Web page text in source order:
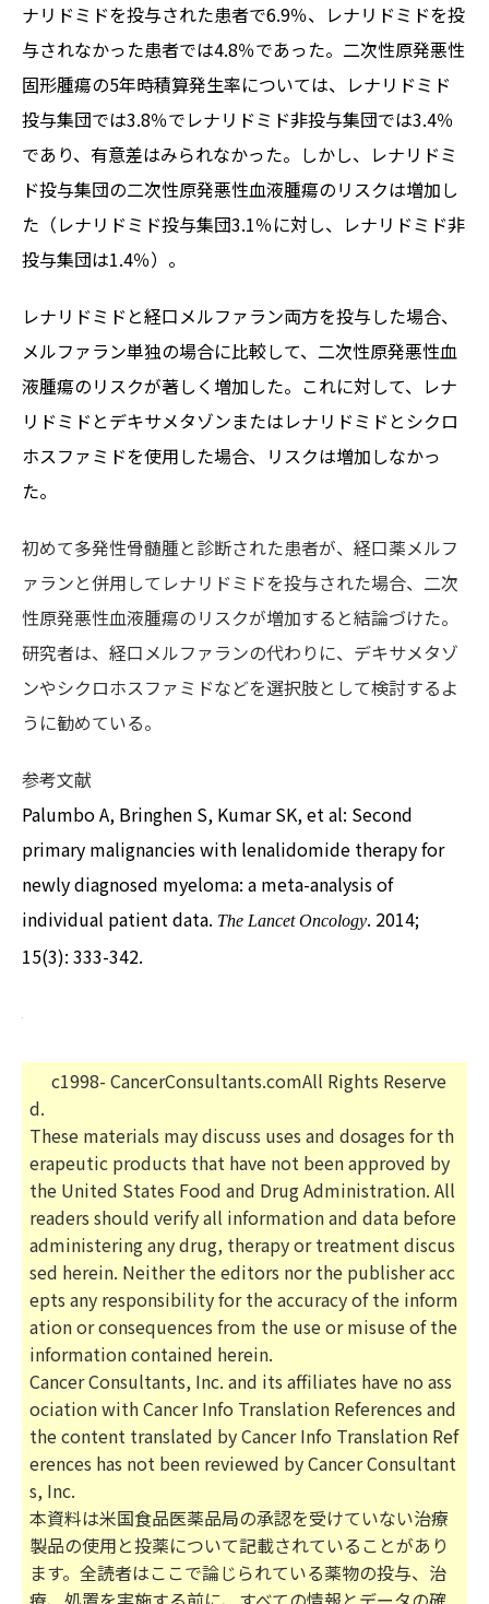
ナリドミドを投与された患者で6.9％、レナリドミドを投
与されなかった患者では4.8％であった。二次性原発悪性
固形腫瘍の5年時積算発生率については、レナリドミド
投与集団では3.8％でレナリドミド非投与集団では3.4％
であり、有意差はみられなかった。しかし、レナリドミ
ド投与集団の二次性原発悪性血液腫瘍のリスクは増加し
た（レナリドミド投与集団3.1％に対し、レナリドミド非
投与集団は1.4％）。
レナリドミドと経口メルファラン両方を投与した場合、
メルファラン単独の場合に比較して、二次性原発悪性血
液腫瘍のリスクが著しく増加した。これに対して、レナ
リドミドとデキサメタゾンまたはレナリドミドとシクロ
ホスファミドを使用した場合、リスクは増加しなかっ
た。
初めて多発性骨髄腫と診断された患者が、経口薬メルフ
ァランと併用してレナリドミドを投与された場合、二次
性原発悪性血液腫瘍のリスクが増加すると結論づけた。
研究者は、経口メルファランの代わりに、デキサメタゾ
ンやシクロホスファミドなどを選択肢として検討するよ
うに勧めている。
参考文献
Palumbo A, Bringhen S, Kumar SK, et al: Second
primary malignancies with lenalidomide therapy for
newly diagnosed myeloma: a meta-analysis of
individual patient data. The Lancet Oncology. 2014;
15(3): 333-342.
c1998- CancerConsultants.comAll Rights Reserve
d.
These materials may discuss uses and dosages for th
erapeutic products that have not been approved by
the United States Food and Drug Administration. All
readers should verify all information and data before
administering any drug, therapy or treatment discus
sed herein. Neither the editors nor the publisher acc
epts any responsibility for the accuracy of the inform
ation or consequences from the use or misuse of the
information contained herein.
Cancer Consultants, Inc. and its affiliates have no ass
ociation with Cancer Info Translation References and
the content translated by Cancer Info Translation Ref
erences has not been reviewed by Cancer Consultant
s, Inc.
本資料は米国食品医薬品局の承認を受けていない治療
製品の使用と投薬について記載されていることがあり
ます。全読者はここで論じられている薬物の投与、治